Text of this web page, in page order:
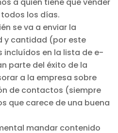
los días.
se va a enviar la
y cantidad (por este
en la lista de e-
parte del éxito de la
a la empresa sobre
de contactos (siempre
que carece de una buena
mandar contenido